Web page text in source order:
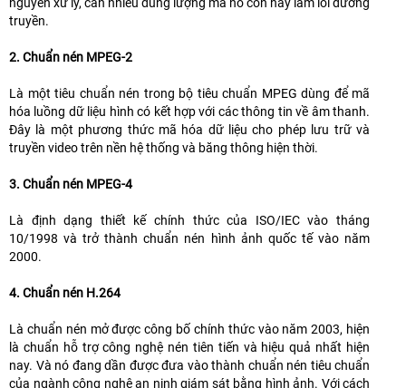
truyền.
2. Chuẩn nén MPEG-2
Là một tiêu chuẩn nén trong bộ tiêu chuẩn MPEG dùng để mã
hóa luồng dữ liệu hình có kết hợp với các thông tin về âm thanh.
Đây là một phương thức mã hóa dữ liệu cho phép lưu trữ và
truyền video trên nền hệ thống và băng thông hiện thời.
3. Chuẩn nén MPEG-4
Là định dạng thiết kế chính thức của ISO/IEC vào tháng
10/1998 và trở thành chuẩn nén hình ảnh quốc tế vào năm
2000.
4. Chuẩn nén H.264
Là chuẩn nén mở được công bố chính thức vào năm 2003, hiện
là chuẩn hỗ trợ công nghệ nén tiên tiến và hiệu quả nhất hiện
nay. Và nó đang dần được đưa vào thành chuẩn nén tiêu chuẩn
của ngành công nghệ an ninh giám sát bằng hình ảnh. Với cách